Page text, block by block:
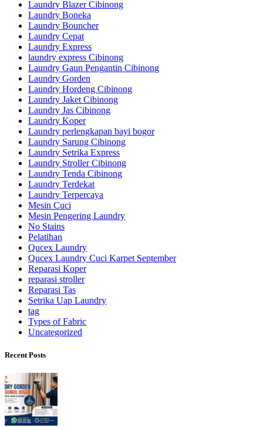
Laundry Blazer Cibinong
Laundry Boneka
Laundry Bouncher
Laundry Cepat
Laundry Express
laundry express Cibinong
Laundry Gaun Pengantin Cibinong
Laundry Gorden
Laundry Hordeng Cibinong
Laundry Jaket Cibinong
Laundry Jas Cibinong
Laundry Koper
Laundry perlengkapan bayi bogor
Laundry Sarung Cibinong
Laundry Setrika Express
Laundry Stroller Cibinong
Laundry Tenda Cibinong
Laundry Terdekat
Laundry Terpercaya
Mesin Cuci
Mesin Pengering Laundry
No Stains
Pelatihan
Qucex Laundry
Qucex Laundry Cuci Karpet September
Reparasi Koper
reparasi stroller
Reparasi Tas
Setrika Uap Laundry
tag
Types of Fabric
Uncategorized
Recent Posts